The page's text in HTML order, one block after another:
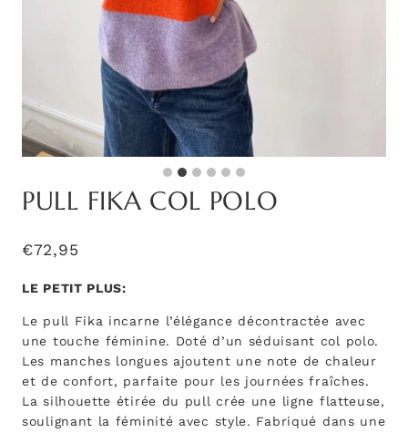
PULL FIKA COL POLO
€72,95
LE PETIT PLUS:
Le pull Fika incarne l’élégance décontractée avec
une touche féminine. Doté d’un séduisant col polo.
Les manches longues ajoutent une note de chaleur
et de confort, parfaite pour les journées fraîches.
La silhouette étirée du pull crée une ligne flatteuse,
soulignant la féminité avec style. Fabriqué dans une